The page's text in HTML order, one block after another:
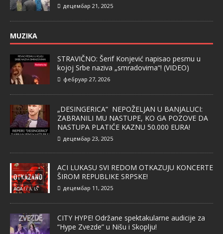
децембар 21, 2025
MUZIKA
STRAVIČNO: Šerif Konjević napisao pesmu u
kojoj Srbe naziva „smradovima“! (VIDEO)
фебруар 27, 2026
„DESINGERICA“ NEPOŽELJAN U BANJALUCI:
ZABRANILI MU NASTUPE, KO GA POZOVE DA
NASTUPA PLATIĆE KAZNU 50.000 EURA!
децембар 23, 2025
ACI LUKASU SVI REDOM OTKAZUJU KONCERTE
ŠIROM REPUBLIKE SRPSKE!
децембар 11, 2025
CITY HYPE! Održane spektakularne audicije za
“Hype Zvezde” u Nišu i Skoplju!